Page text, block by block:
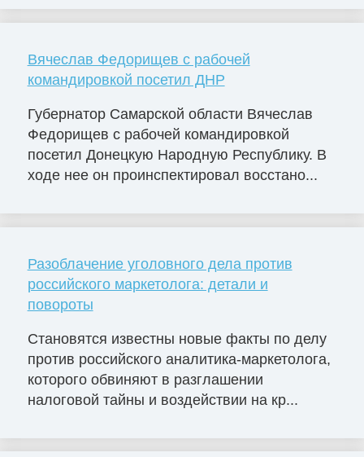
Вячеслав Федорищев с рабочей
командировкой посетил ДНР
Губернатор Самарской области Вячеслав
Федорищев с рабочей командировкой
посетил Донецкую Народную Республику. В
ходе нее он проинспектировал восстано...
Разоблачение уголовного дела против
российского маркетолога: детали и
повороты
Становятся известны новые факты по делу
против российского аналитика-маркетолога,
которого обвиняют в разглашении
налоговой тайны и воздействии на кр...